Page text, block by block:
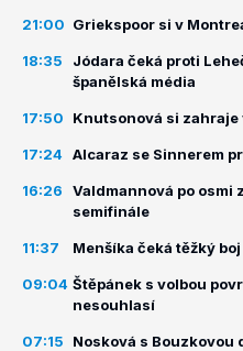
21:00 Griekspoor si v
18:35
Jódara čeká proti
španělská média
17:50 Knutsonová si zahraje
17:24 Alcaraz se Sinnerem
16:26
Valdmannová po osmi
semifinále
11:37 Menšíka čeká těžký
09:04 Štěpánek s volbou
nesouhlasí
07:15 Nosková s Bouzkovou